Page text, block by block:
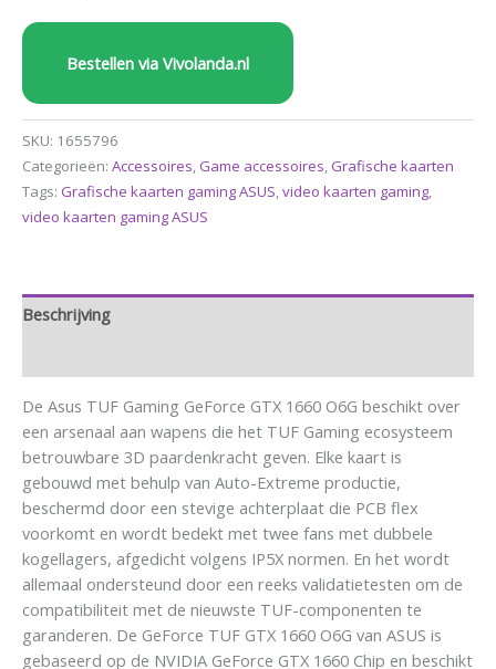
Bestellen via Vivolanda.nl
SKU: 1655796
Categorieën: Accessoires, Game accessoires, Grafische kaarten
Tags: Grafische kaarten gaming ASUS,video kaarten gaming,
video kaarten gaming ASUS
Beschrijving
De Asus TUF Gaming GeForce GTX 1660 O6G beschikt over
een arsenaal aan wapens die het TUF Gaming ecosysteem
betrouwbare 3D paardenkracht geven. Elke kaart is
gebouwd met behulp van Auto-Extreme productie,
beschermd door een stevige achterplaat die PCB flex
voorkomt en wordt bedekt met twee fans met dubbele
kogellagers, afgedicht volgens IP5X normen. En het wordt
allemaal ondersteund door een reeks validatietesten om de
compatibiliteit met de nieuwste TUF-componenten te
garanderen. De GeForce TUF GTX 1660 O6G van ASUS is
gebaseerd op de NVIDIA GeForce GTX 1660 Chip en beschikt